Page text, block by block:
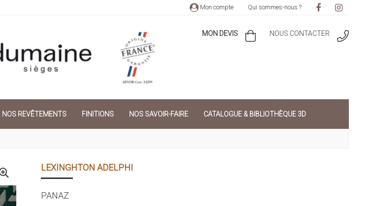
MON DEVIS NOUS CONTACTER
NOS REVÊTEMENTS FINITIONS NOS SAVOIR-FAIRE CATALOGUE & BIBLIOTHÈQUE 3D
LEXINGHTON ADELPHI
PANAZ
Mon compte Qui sommes-nous ?